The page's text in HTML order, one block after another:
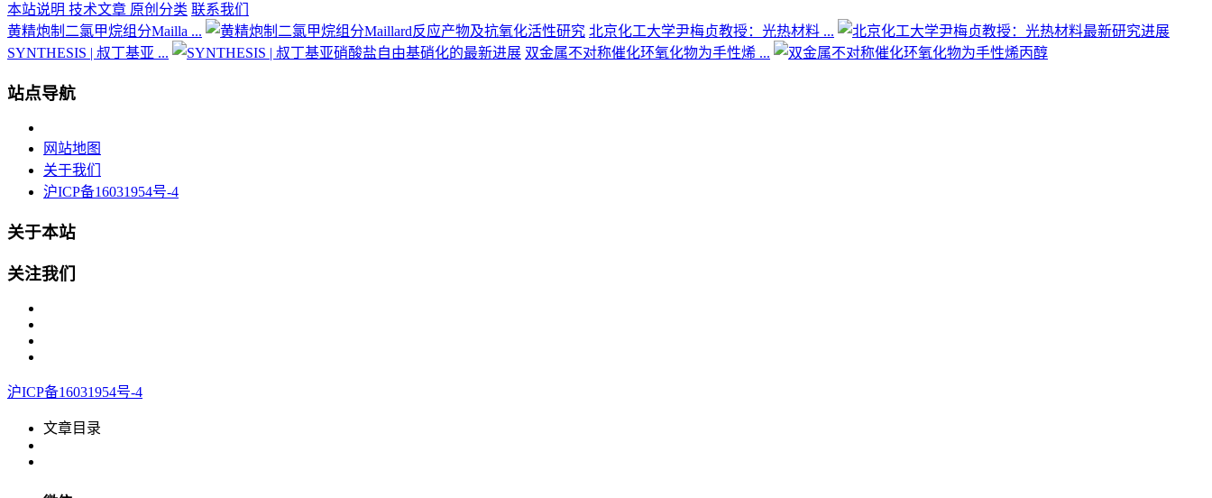
本站说明 技术文章 原创分类 联系我们
黄精炮制二氯甲烷组分Mailla ...
北京化工大学尹梅贞教授：光热材料 ...
SYNTHESIS | 叔丁基亚 ...
双金属不对称催化环氧化物为手性烯 ...
站点导航
网站地图
关于我们
沪ICP备16031954号-4
关于本站
关注我们
沪ICP备16031954号-4
文章目录